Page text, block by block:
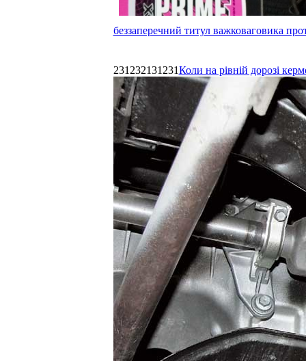
беззаперечний титул важковаговика
231232131231Коли на рівній дорозі